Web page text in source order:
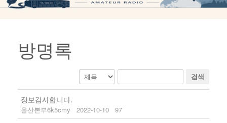
방명록
검색
정보감사합니다.
울산본부6k5cmy 2022-10-10 97